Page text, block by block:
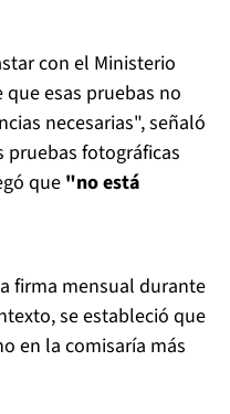
con el Ministerio
esas pruebas no
necesarias", señaló
pruebas fotográficas
que "no está
firma mensual durante
se estableció que
en la comisaría más